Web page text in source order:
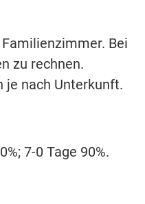
Bei
zu rechnen.
je nach Unterkunft.
7-0 Tage 90%.